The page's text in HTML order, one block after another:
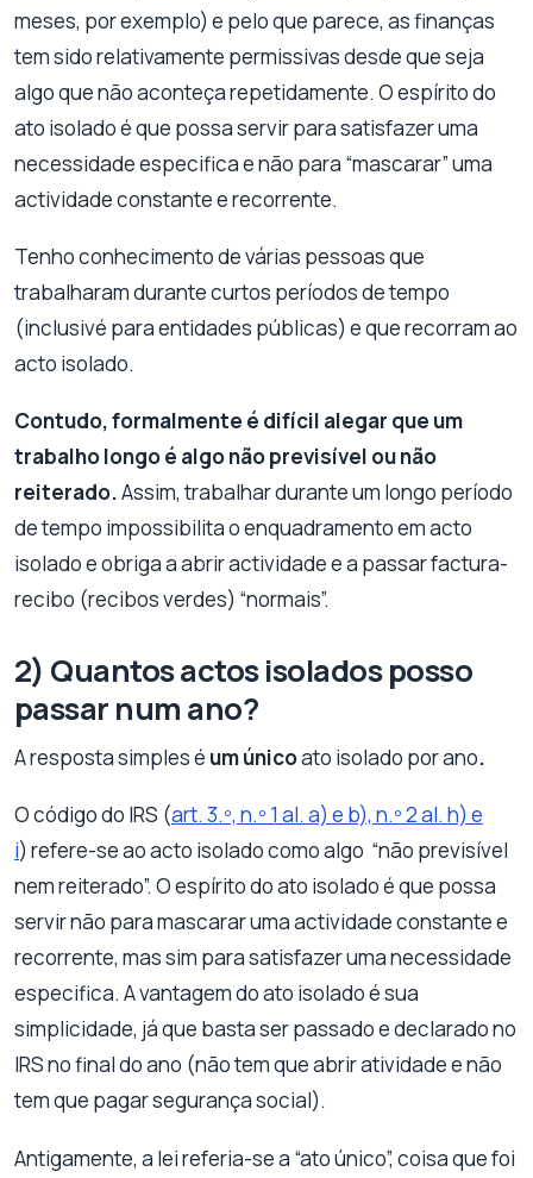
meses, por exemplo) e pelo que parece, as finanças
tem sido relativamente permissivas desde que seja
algo que não aconteça repetidamente. O espírito do
ato isolado é que possa servir para satisfazer uma
necessidade especifica e não para “mascarar” uma
actividade constante e recorrente.
Tenho conhecimento de várias pessoas que
trabalharam durante curtos períodos de tempo
(inclusivé para entidades públicas) e que recorram ao
acto isolado.
Contudo, formalmente é difícil alegar que um
trabalho longo é algo não previsível ou não
reiterado.Assim, trabalhar durante um longo período
de tempo impossibilita o enquadramento em acto
isolado e obriga a abrir actividade e a passar factura-
recibo (recibos verdes) “normais”.
2) Quantos actos isolados posso
passar num ano?
A resposta simples é um únicoato isolado por ano.
O código do IRS (art. 3.º, n.º 1 al. a) e b), n.º 2 al. h) e
i) refere-se ao acto isolado como algo “não previsível
nem reiterado”. O espírito do ato isolado é que possa
servir não para mascarar uma actividade constante e
recorrente, mas sim para satisfazer uma necessidade
especifica. A vantagem do ato isolado é sua
simplicidade, já que basta ser passado e declarado no
IRS no final do ano (não tem que abrir atividade e não
tem que pagar segurança social).
Antigamente, a lei referia-se a “ato único”, coisa que foi